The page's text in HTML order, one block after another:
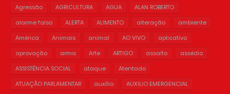
Agressão
AGRICULTURA AGUA
ALAN ROBERTO
alarme falso
ALERTA ALIMENTO alteração
ambiente
América
Animais animal AO VIVO
aplicativo
aprovação
arma Arte ARTIGO assalto
assédio
ASSISTÊNCIA SOCIAL
ataque
Atentado
ATUAÇÃO PARLAMENTAR
auxílio
AUXILIO EMERGENCIAL